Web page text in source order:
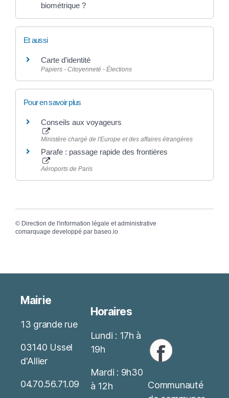
biométrique ?
Et aussi
Carte d'identité
Papiers - Citoyenneté - Élections
Pour en savoir plus
Conseils aux voyageurs
Ministère chargé de l'Europe et des affaires étrangères
Parafe : passage rapide des frontières
Aéroports de Paris
© Direction de l'information légale et administrative
comarquage developpé par baseo.io
Mairie
13 grande rue
03140 Ussel
d'Allier
04.70.56.71.09
Horaires
Lundi : 17h à
19h
Mardi : 9h30
à 12h
Communauté